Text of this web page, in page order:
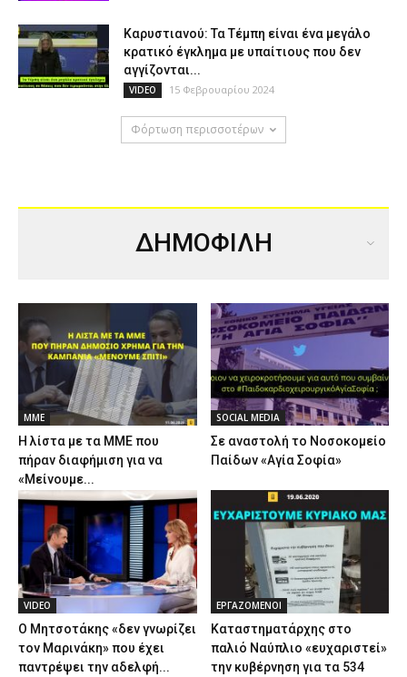
Καρυστιανού: Τα Τέμπη είναι ένα μεγάλο
κρατικό έγκλημα με υπαίτιους που δεν
αγγίζονται...
VIDEO 15 Φεβρουαρίου 2024
Φόρτωση περισσοτέρων
ΔΗΜΟΦΙΛΗ
ΜΜΕ
Η λίστα με τα ΜΜΕ που
πήραν διαφήμιση για να
«Μείνουμε...
SOCIAL MEDIA
Σε αναστολή το Νοσοκομείο
Παίδων «Αγία Σοφία»
VIDEO
Ο Μητσοτάκης «δεν γνωρίζει
τον Μαρινάκη» που έχει
παντρέψει την αδελφή...
ΕΡΓΑΖΟΜΕΝΟΙ
Καταστηματάρχης στο
παλιό Ναύπλιο «ευχαριστεί»
την κυβέρνηση για τα 534